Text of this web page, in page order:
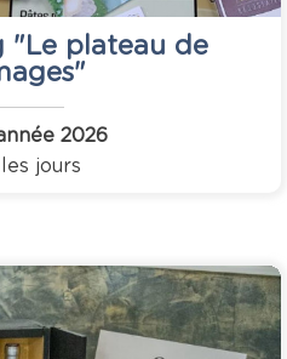
"Le plateau de
2026
jours